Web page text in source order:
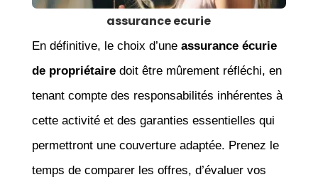
assurance ecurie
En définitive, le choix d’une assurance écurie
de propriétairedoit être mûrement réfléchi, en
tenant compte des responsabilités inhérentes à
cette activité et des garanties essentielles qui
permettront une couverture adaptée. Prenez le
temps de comparer les offres, d’évaluer vos